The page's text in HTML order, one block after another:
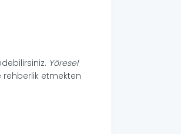
Yöresel
rehberlik etmekten